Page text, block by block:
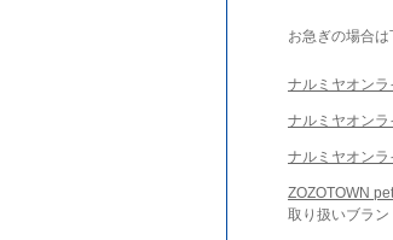
お急ぎの場合は
ナルミヤオン
ナルミヤオン
ナルミヤオン
ZOZOTOWN
取り扱いブラ